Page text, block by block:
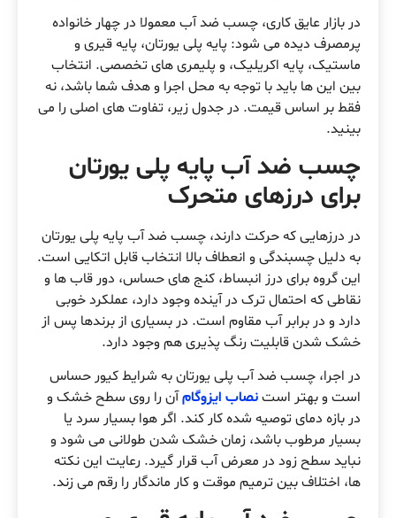
در بازار عایق کاری، چسب ضد آب معمولا در چهار خانواده
پرمصرف دیده می شود: پایه پلی یورتان، پایه قیری و
ماستیک، پایه اکریلیک، و پلیمری های تخصصی. انتخاب
بین این ها باید با توجه به محل اجرا و هدف شما باشد، نه
فقط بر اساس قیمت. در جدول زیر، تفاوت های اصلی را می
بینید.
چسب ضد آب پایه پلی یورتان
برای درزهای متحرک
در درزهایی که حرکت دارند، چسب ضد آب پایه پلی یورتان
به دلیل چسبندگی و انعطاف بالا انتخاب قابل اتکایی است.
این گروه برای درز انبساط، کنج های حساس، دور قاب ها و
نقاطی که احتمال ترک در آینده وجود دارد، عملکرد خوبی
دارد و در برابر آب مقاوم است. در بسیاری از برندها پس از
خشک شدن قابلیت رنگ پذیری هم وجود دارد.
در اجرا، چسب ضد آب پلی یورتان به شرایط کیور حساس
است و بهتر استنصاب ایزوگامآن را روی سطح خشک و
در بازه دمای توصیه شده کار کند. اگر هوا بسیار سرد یا
بسیار مرطوب باشد، زمان خشک شدن طولانی می شود و
نباید سطح زود در معرض آب قرار گیرد. رعایت این نکته
ها، اختلاف بین ترمیم موقت و کار ماندگار را رقم می زند.